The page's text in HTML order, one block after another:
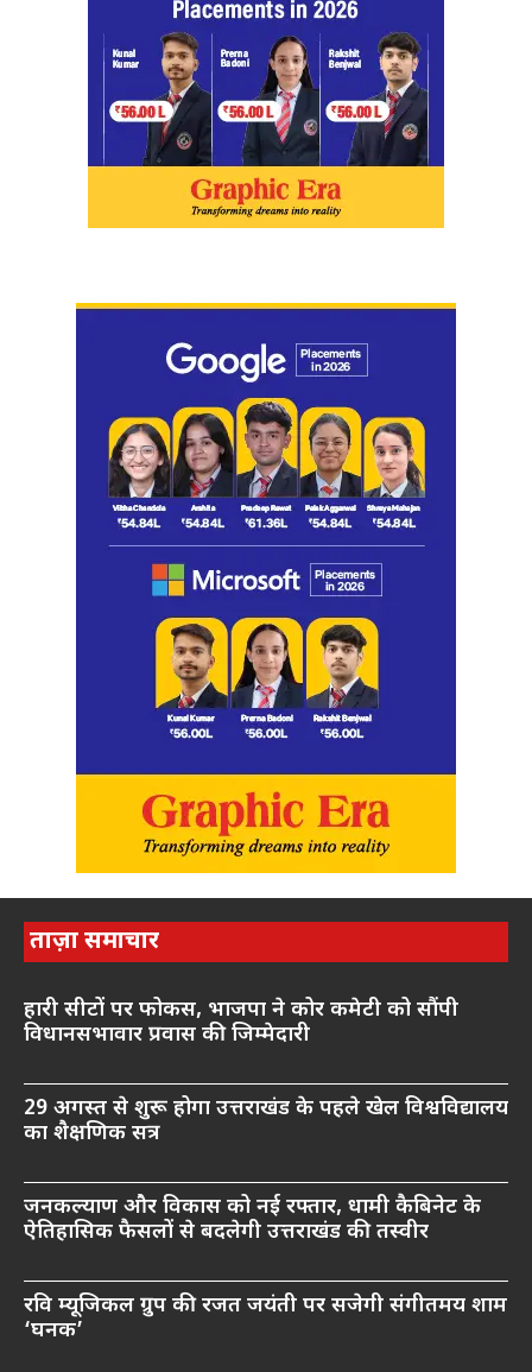
ताज़ा समाचार
हारी सीटों पर फोकस, भाजपा ने कोर कमेटी को सौंपी
विधानसभावार प्रवास की जिम्मेदारी
29 अगस्त से शुरू होगा उत्तराखंड के पहले खेल विश्वविद्यालय
का शैक्षणिक सत्र
जनकल्याण और विकास को नई रफ्तार, धामी कैबिनेट के
ऐतिहासिक फैसलों से बदलेगी उत्तराखंड की तस्वीर
रवि म्यूजिकल ग्रुप की रजत जयंती पर सजेगी संगीतमय शाम
‘घनक’